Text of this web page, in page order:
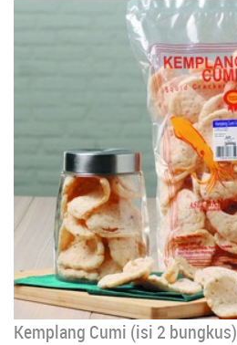
Kemplang Cumi (isi 2 bungkus)